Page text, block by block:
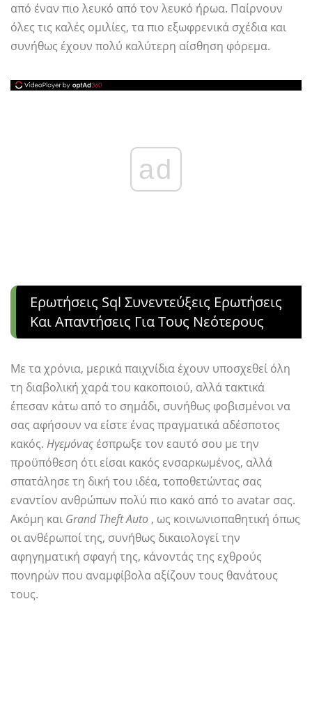
από έναν πιο λευκό από τον λευκό ήρωα. Παίρνουν
όλες τις καλές ομιλίες, τα πιο εξωφρενικά σχέδια και
συνήθως έχουν πολύ καλύτερη αίσθηση φόρεμα.
ad
Ερωτήσεις Sql Συνεντεύξεις Ερωτήσεις
Και Απαντήσεις Για Τους Νεότερους
Με τα χρόνια, μερικά παιχνίδια έχουν υποσχεθεί όλη
τη διαβολική χαρά του κακοποιού, αλλά τακτικά
έπεσαν κάτω από το σημάδι, συνήθως φοβισμένοι να
σας αφήσουν να είστε ένας πραγματικά αδέσποτος
κακός. Ηγεμόναςέσπρωξε τον εαυτό σου με την
προϋπόθεση ότι είσαι κακός ενσαρκωμένος, αλλά
σπατάλησε τη δική του ιδέα, τοποθετώντας σας
εναντίον ανθρώπων πολύ πιο κακό από το avatar σας.
Ακόμη και Grand Theft Auto , ως κοινωνιοπαθητική όπως
οι ανθέρωποί της, συνήθως δικαιολογεί την
αφηγηματική σφαγή της, κάνοντάς της εχθρούς
πονηρών που αναμφίβολα αξίζουν τους θανάτους
τους.